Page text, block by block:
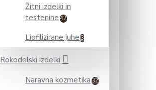
Žitni izdelki in
testenine 42
Liofilizirane juhe 3
Rokodelski izdelki
Naravna kozmetika 32